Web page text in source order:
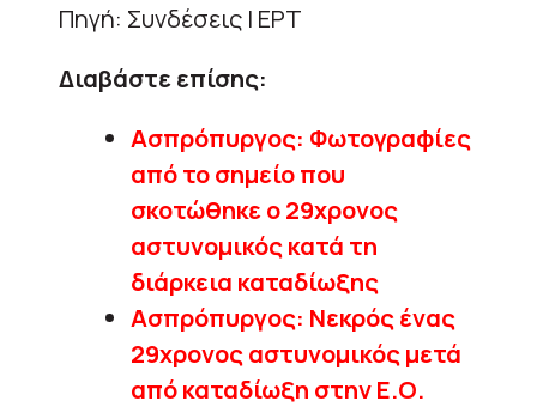
Πηγή: Συνδέσεις | ΕΡΤ
Διαβάστε επίσης:
Ασπρόπυργος: Φωτογραφίες
από το σημείο που
σκοτώθηκε ο 29χρονος
αστυνομικός κατά τη
διάρκεια καταδίωξης
Ασπρόπυργος: Νεκρός ένας
29χρονος αστυνομικός μετά
από καταδίωξη στην Ε.Ο.